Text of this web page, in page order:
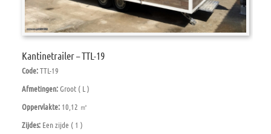
Kantinetrailer – TTL-19
Code:TTL-19
Afmetingen:Groot ( L )
Oppervlakte: 10,12 ㎡
Zijdes: Een zijde ( 1 )